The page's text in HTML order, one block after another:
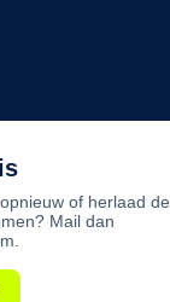
of herlaad de
Mail dan